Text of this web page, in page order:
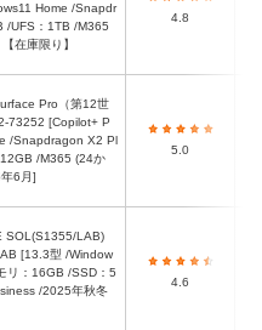
Home /Snapdr
/UFS：1TB /M365
在庫限り】
4.8
73252 [Copilot+ P
/Snapdragon X2 Pl
/M365 (24か
6月]
5.0
[13.3型 /Window
リ：16GB /SSD：5
/2025年秋冬
4.6